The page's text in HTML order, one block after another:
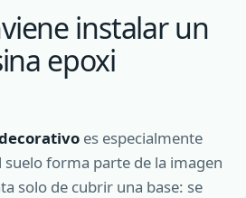
instalar un
epoxi
es especialmente
forma parte de la imagen
solo de cubrir una base: se